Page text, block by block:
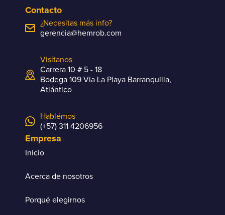
Contacto
¿Necesitas más info?
gerencia@hemrob.com
Visítanos
Carrera 10 # 5 - 18
Bodega 109 Via La Playa Barranquilla,
Atlántico
Hablémos
(+57) 311 4206956
Empresa
Inicio
Acerca de nosotros
Porqué elegirnos